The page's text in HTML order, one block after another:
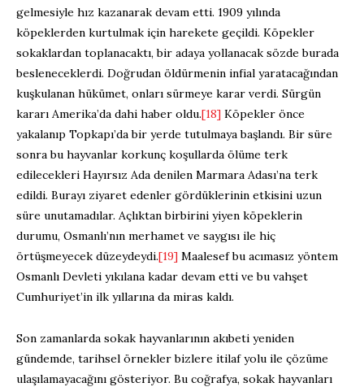
gelmesiyle hız kazanarak devam etti. 1909 yılında
köpeklerden kurtulmak için harekete geçildi. Köpekler
sokaklardan toplanacaktı, bir adaya yollanacak sözde burada
besleneceklerdi. Doğrudan öldürmenin infial yaratacağından
kuşkulanan hükümet, onları sürmeye karar verdi. Sürgün
kararı Amerika’da dahi haber oldu.[18] Köpekler önce
yakalanıp Topkapı’da bir yerde tutulmaya başlandı. Bir süre
sonra bu hayvanlar korkunç koşullarda ölüme terk
edilecekleri Hayırsız Ada denilen Marmara Adası’na terk
edildi. Burayı ziyaret edenler gördüklerinin etkisini uzun
süre unutamadılar. Açlıktan birbirini yiyen köpeklerin
durumu, Osmanlı’nın merhamet ve saygısı ile hiç
örtüşmeyecek düzeydeydi.[19] Maalesef bu acımasız yöntem
Osmanlı Devleti yıkılana kadar devam etti ve bu vahşet
Cumhuriyet’in ilk yıllarına da miras kaldı.
Son zamanlarda sokak hayvanlarının akıbeti yeniden
gündemde, tarihsel örnekler bizlere itilaf yolu ile çözüme
ulaşılamayacağını gösteriyor. Bu coğrafya, sokak hayvanları